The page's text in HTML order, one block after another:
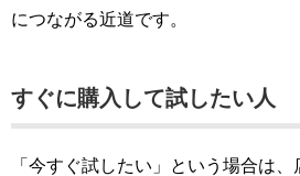
につながる近道です。
すぐに購入して試したい人
「今すぐ試したい」という場合は